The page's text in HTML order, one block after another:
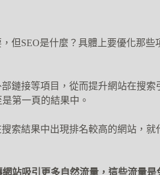
但SEO是什麼？具體上要優化那些
鏈接等項目，從而提升網站在搜索
第一頁的結果中。
索結果中出現排名較高的網站，就
站吸引更多自然流量，這些流量是